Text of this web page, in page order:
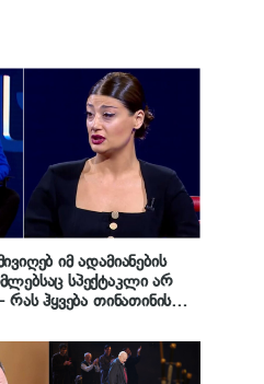
იმ ადამიანების
სპექტაკლი არ
რას ჰყვება თინათინის